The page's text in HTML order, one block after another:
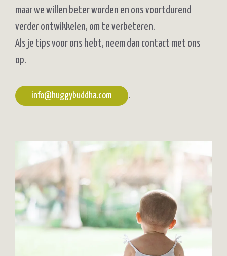
maar we willen beter worden en ons voortdurend
verder ontwikkelen, om te verbeteren.
Als je tips voor ons hebt, neem dan contact met ons
op.
info@huggybuddha.com .